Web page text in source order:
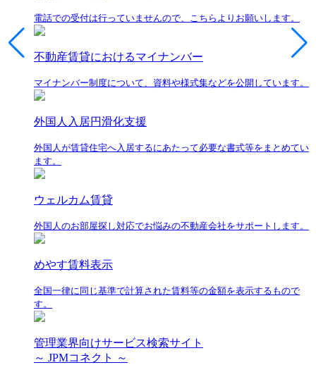
電話での受付は行っていませんので、こちらよりお願いします。
不動産賃貸におけるマイナンバー
マイナンバー制度について、資料や様式集などを公開しています。
外国人入居円滑化支援
外国人が賃貸住宅へ入居するにあたって必要な書式等をまとめてい
ます。
ウェルカム賃貸
外国人のお部屋探し対応でお悩みの不動産会社をサポートします。
めやす賃料表示
全国一律に同じ基準で計算された賃料等の金額を表示するもので
す。
管理業界向けサービス検索サイト
～ JPMコネクト ～